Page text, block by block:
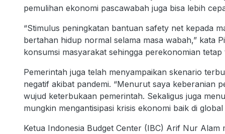
pemulihan ekonomi pascawabah juga bisa lebih
“Stimulus peningkatan bantuan safety net kepada
bertahan hidup normal selama masa wabah,” kata
konsumsi masyarakat sehingga perekonomian
Pemerintah juga telah menyampaikan skenario
negatif akibat pandemi. “Menurut saya keberanian
wujud keterbukaan pemerintah. Sekaligus juga
mungkin mengantisipasi krisis ekonomi baik di
Ketua Indonesia Budget Center (IBC) Arif Nur